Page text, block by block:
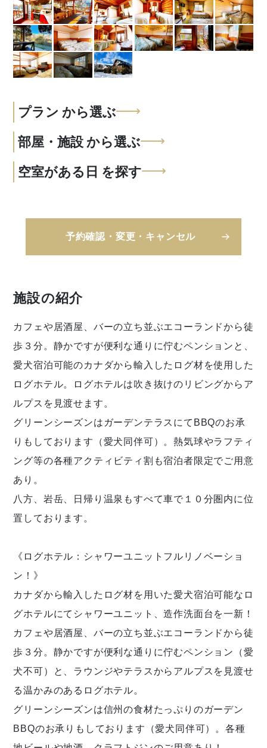
プラン から選ぶ
部屋・施設 から選ぶ
空室がある日 を探す
予約確認・変更・キャンセル
施設の紹介
カフェや居酒屋、バーの立ち並ぶエコーランドから徒
歩３分。静かですが便利な通りに佇むペンションと、
愛犬宿泊可能のカナダから輸入したログ材を使用した
ログホテル。ログホテルは吹き抜けのリビングからア
ルプスを見渡せます。
グリーンシーズンはガーデンテラスにてBBQのお承
りもしております（愛犬同伴可）。熱気球やラフティ
ング等の各種アクティビティ割も宿泊者限定でご用意
あり。
八方、岩岳、日帰り温泉もすべて車で１０分圏内に位
置しております。
《ログホテル：シャワーユニットフルリノベーショ
ン！》
カナダから輸入したログ材を用いた愛犬宿泊可能なロ
グホテルにてシャワーユニット、造作洗面台を一新！
カフェや居酒屋、バーの立ち並ぶエコーランドから徒
歩３分。静かですが便利な通りに佇むペンション（愛
犬不可）と、ラウンジやテラスからアルプスを見渡せ
る温かみのあるログホテル。
グリーンシーズンは信州の食材たっぷりのガーデン
BBQのお承りもしております（愛犬同伴可）。各種